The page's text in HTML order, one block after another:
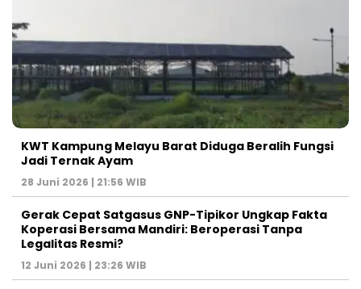
KWT Kampung Melayu Barat Diduga Beralih Fungsi
Jadi Ternak Ayam
28 Juni 2026 | 21:56 WIB
Gerak Cepat Satgasus GNP-Tipikor Ungkap Fakta
Koperasi Bersama Mandiri: Beroperasi Tanpa
Legalitas Resmi?
12 Juni 2026 | 23:26 WIB